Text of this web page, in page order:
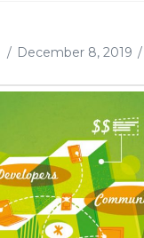
December 8, 2019